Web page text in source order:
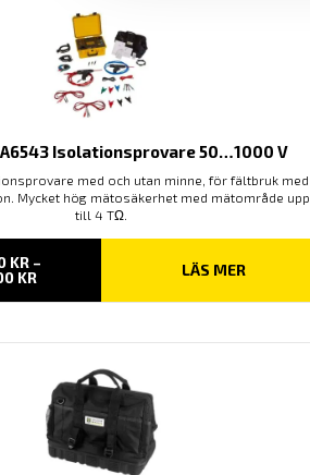
Isolationsprovare 50…1000 V
med och utan minne, för fältbruk med
Mycket hög mätosäkerhet med mätområde upp
till 4 TΩ.
KR –
KRPRISINTERVALL:
TILL
LÄS MER